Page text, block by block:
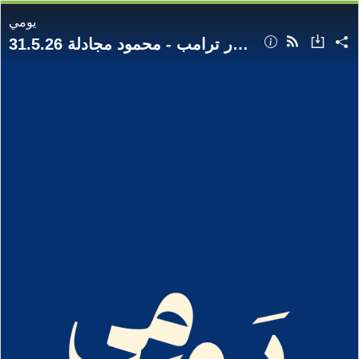
يومي
بين الشقيف وهرمز... إسرائيل تسابق قرار ترامب - محمود مجادلة 31.5.26